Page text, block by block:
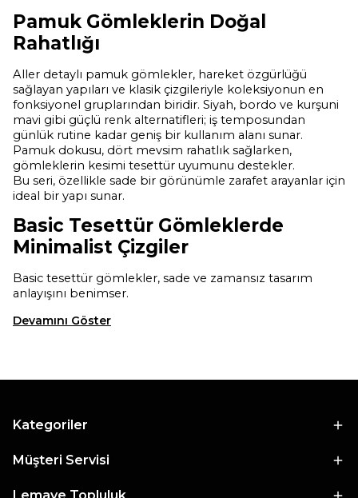
Pamuk Gömleklerin Doğal
Rahatlığı
Aller detaylı pamuk gömlekler, hareket özgürlüğü
sağlayan yapıları ve klasik çizgileriyle koleksiyonun en
fonksiyonel gruplarından biridir. Siyah, bordo ve kurşuni
mavi gibi güçlü renk alternatifleri; iş temposundan
günlük rutine kadar geniş bir kullanım alanı sunar.
Pamuk dokusu, dört mevsim rahatlık sağlarken,
gömleklerin kesimi tesettür uyumunu destekler.
Bu seri, özellikle sade bir görünümle zarafet arayanlar için
ideal bir yapı sunar.
Basic Tesettür Gömleklerde
Minimalist Çizgiler
Basic tesettür gömlekler, sade ve zamansız tasarım
anlayışını benimser.
Devamını Göster
Kategoriler
Müşteri Servisi